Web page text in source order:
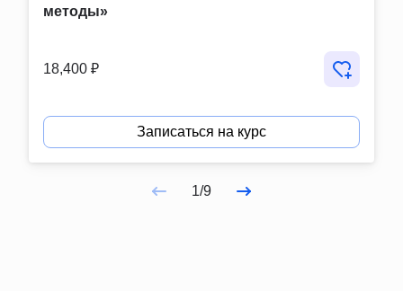
методы»
18,400 ₽
Записаться на курс
1/9